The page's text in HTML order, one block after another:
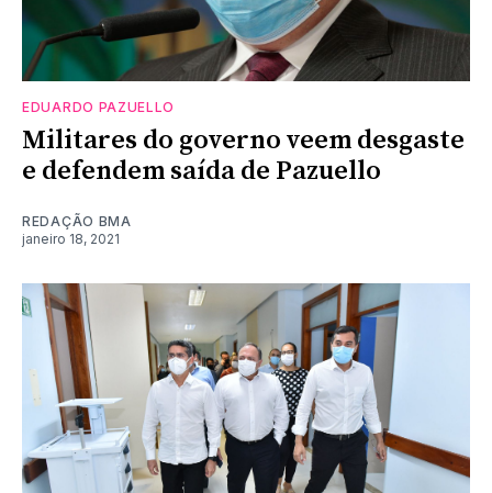
EDUARDO PAZUELLO
Militares do governo veem desgaste
e defendem saída de Pazuello
REDAÇÃO BMA
janeiro 18, 2021